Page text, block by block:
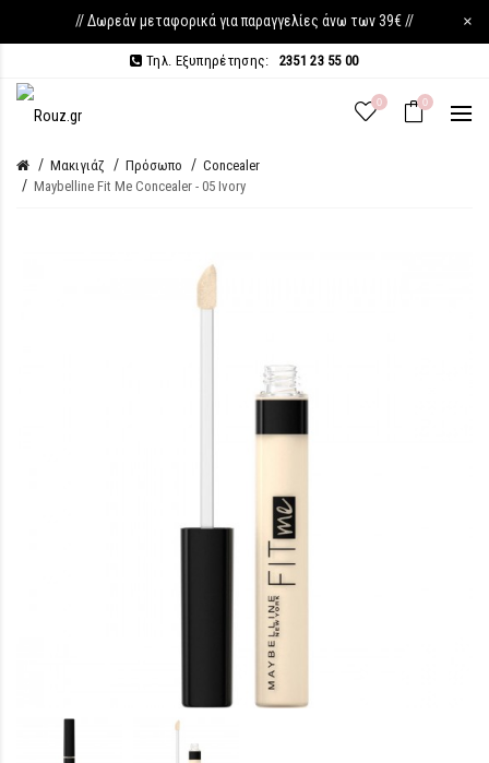
// Δωρεάν μεταφορικά για παραγγελίες άνω των 39€ // ×
Τηλ. Εξυπηρέτησης: 2351 23 55 00
0 0
Μακιγιάζ Πρόσωπο
Concealer
Maybelline Fit Me Concealer - 05 Ivory